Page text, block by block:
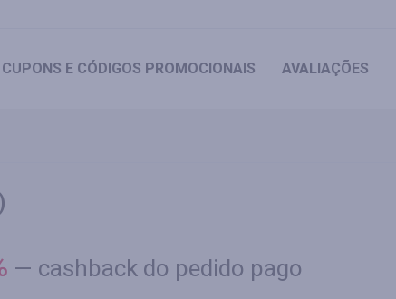
CUPONS E CÓDIGOS PROMOCIONAIS AVALIAÇÕES
— cashback do pedido pago